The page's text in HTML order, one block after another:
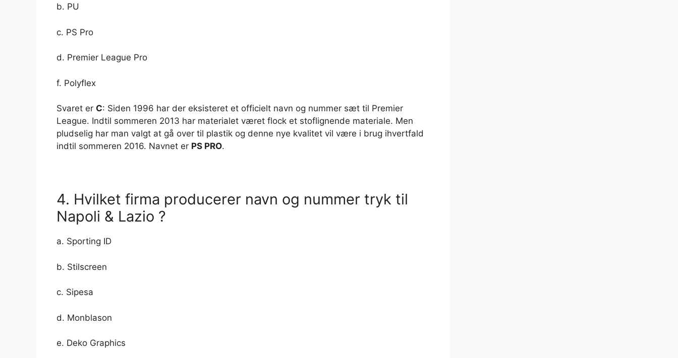
b. PU
c. PS Pro
d. Premier League Pro
f. Polyflex
Svaret er C: Siden 1996 har der eksisteret et officielt navn og nummer sæt til Premier
League. Indtil sommeren 2013 har materialet været flock et stoflignende materiale. Men
pludselig har man valgt at gå over til plastik og denne nye kvalitet vil være i brug ihvertfald
indtil sommeren 2016. Navnet er PS PRO.
4. Hvilket firma producerer navn og nummer tryk til
Napoli & Lazio ?
a. Sporting ID
b. Stilscreen
c. Sipesa
d. Monblason
e. Deko Graphics